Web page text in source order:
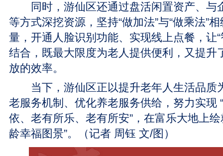
同时，游仙区还通过盘活闲置资产、与
等方式深挖资源，坚持“做加法”与“做乘法”
量，开通人脸识别功能、实现线上点餐，让“
结合，既最大限度为老人提供便利，又提升
放的效率。
当下，游仙区正以提升老年人生活品质
老服务机制、优化养老服务供给，努力实现
依、老有所乐、老有所安”，在富乐大地上
龄幸福图景”。（记者 周钰 文/图）